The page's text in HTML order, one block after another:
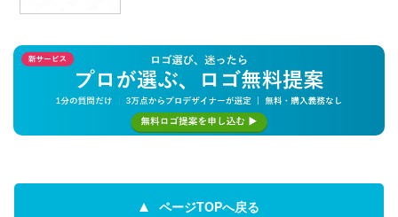
ページTOPへ戻る